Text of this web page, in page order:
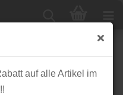
auf alle Artikel im
meringa - A04/17 -